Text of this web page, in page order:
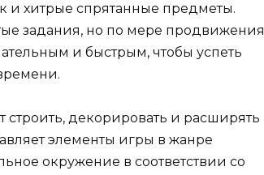
и хитрые спрятанные предметы.
задания, но по мере продвижения
и быстрым, чтобы успеть
декорировать и расширять
элементы игры в жанре
окружение в соответствии со